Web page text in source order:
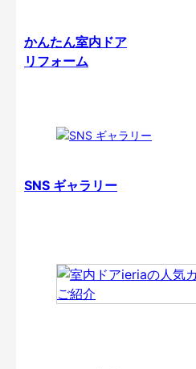
かんたん室内ドア
リフォーム
SNS ギャラリー